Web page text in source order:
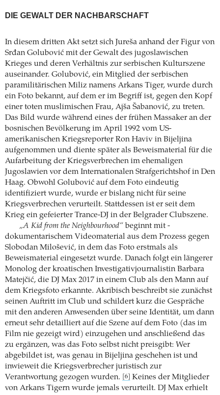
DIE GEWALT DER NACHBARSCHAFT
In diesem dritten Akt setzt sich Jureša anhand der Figur von
Srđan Golubović mit der Gewalt des jugoslawischen
Krieges und deren Verhältnis zur serbischen Kulturszene
auseinander. Golubović, ein Mitglied der serbischen
paramilitärischen Miliz namens Arkans Tiger, wurde durch
ein Foto bekannt, auf dem er im Begriff ist, gegen den Kopf
einer toten muslimischen Frau, Ajša ­Šabanović, zu treten.
Das Bild wurde während eines der ­frühen Massaker an der
bosnischen Bevölkerung im ­April 1992 vom US-
amerikanischen Kriegsreporter Ron Haviv in Bijeljina
aufgenommen und diente später als Beweismaterial für die
Aufarbeitung der Kriegsverbrechen im ehemaligen
Jugoslawien vor dem Internationalen Strafgerichtshof in Den
Haag. Obwohl Golubović auf dem Foto eindeutig
identifiziert wurde, wurde er bislang nicht für seine
Kriegsverbrechen verurteilt. Stattdessen ist er seit dem
Krieg ein gefeierter Trance-DJ in der Belgrader Clubszene.
„A Kid from the Neighbourhood“ beginnt mit ­
dokumentarischem Videomaterial aus dem Prozess gegen
Slobodan Milošević, in dem das Foto erstmals als
Beweismaterial eingesetzt wurde. Danach folgt ein längerer
Monolog der kroatischen Investigativjournalistin Barbara
Matejčić, die DJ Max 2017 in einem Club als den Mann auf
dem Kriegsfoto erkannte. Akribisch beschreibt sie ­zunächst
seinen Auftritt im Club und schildert kurz die Gespräche
mit den anderen Anwesenden über seine Identität, um dann
erneut sehr detailliert auf die Szene auf dem Foto (das im
Film nie gezeigt wird) einzugehen und anschließend das
zu ergänzen, was das Foto selbst nicht preisgibt: Wer
abgebildet ist, was genau in Bijeljina geschehen ist und
inwieweit die Kriegsverbrecher juristisch zur
Verantwortung gezogen wurden.
[6]
Keines der Mitglieder
von Arkans Tigern wurde jemals verurteilt. DJ Max erhielt